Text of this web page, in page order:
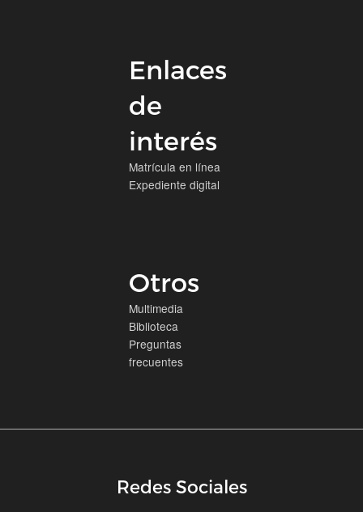
Enlaces
de
interés
Matrícula en línea
Expediente digital
Otros
Multimedia
Biblioteca
Preguntas
frecuentes
Redes Sociales